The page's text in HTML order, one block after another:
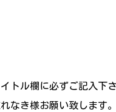
トル欄に必ずご記入下さ
なき様お願い致します。